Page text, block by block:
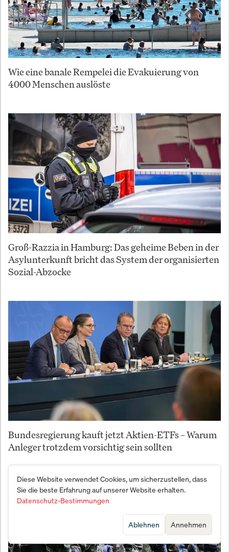
Wie eine banale Rempelei die Evakuierung von
4000 Menschen auslöste
Groß-Razzia in Hamburg: Das geheime Beben in der
Asylunterkunft bricht das System der organisierten
Sozial-Abzocke
Bundesregierung kauft jetzt Aktien-ETFs – Warum
Anleger trotzdem vorsichtig sein sollten
Diese Website verwendet Cookies, um sicherzustellen, dass
Sie die beste Erfahrung auf unserer Website erhalten.
Datenschutz-Bestimmungen
Annehmen
Ablehnen